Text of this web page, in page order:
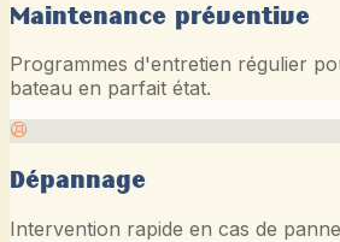
Maintenance préventive
Programmes d'entretien régulier
bateau en parfait état.
Dépannage
Intervention rapide en cas de